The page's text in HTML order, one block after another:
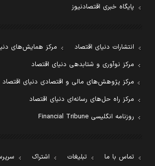
پایگاه خبری اقتصادنیوز
انتشارات دنیای اقتصاد
مرکز همایش‌های
مرکز نوآوری و شتابدهی دنیای اقتصاد
مرکز پژوهش‌های مالی و اقتصادی دنیای اقتصاد
مرکز راه حل‌های رسانه‌ای دنیای اقتصاد
روزنامه انگلیسی Financial Tribune
تماس با ما تبلیغات اشتراک